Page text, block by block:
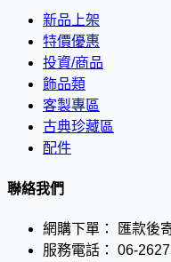
新品上架
特價優惠
投資/商品
飾品類
客製專區
古典珍藏區
配件
聯絡我們
網購下單：
匯款後
服務電話： 06-